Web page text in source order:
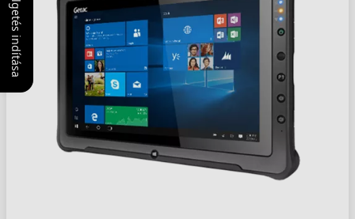
Beszélgetés indítása